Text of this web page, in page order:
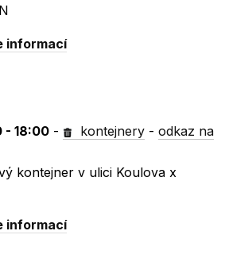
informací
- 18:00 - kontejnery -odkaz na
kontejner v ulici Koulova x
informací